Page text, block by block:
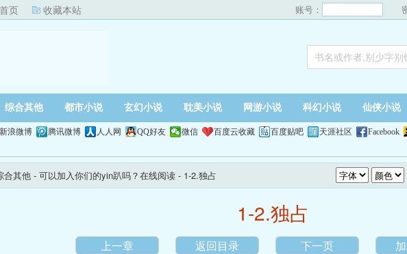
页 收藏本站 账号：
综合其他 都市小说 玄幻小说 耽美小说 网游小说 科幻小说 仙侠小说
新浪微博 腾讯微博 人人网 QQ好友 微信 百度云收藏 百度贴吧 天涯社区 Facebook
合其他 - 可以加入你们的yin趴吗？在线阅读 - 1-2.独占
1-2.独占
上一章 返回目录 下一页